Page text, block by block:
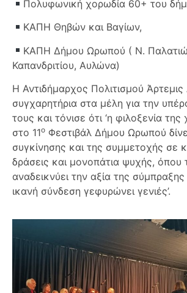
Πολυφωνική χορωδία 60+ του
ΚΑΠΗ Θηβών και Βαγίων,
ΚΑΠΗ Δήμου Ωρωπού ( Ν.
Καπανδριτίου, Αυλώνα)
Η Αντιδήμαρχος Πολιτισμού
συγχαρητήρια στα μέλη για την
τους και τόνισε ότι ‘η φιλοξενία
στο 11ο Φεστιβάλ Δήμου Ωρωπού
συγκίνησης και της συμμετοχής σε
δράσεις και μονοπάτια ψυχής, όπου
αναδεικνύει την αξία της σύμπραξης
ικανή σύνδεση γεφυρώνει γενιές’.